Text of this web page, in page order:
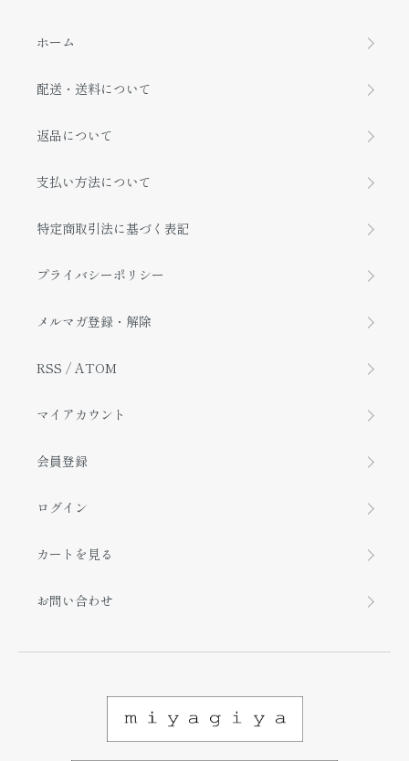
ホーム
配送・送料について
返品について
支払い方法について
特定商取引法に基づく表記
プライバシーポリシー
メルマガ登録・解除
RSS / ATOM
マイアカウント
会員登録
ログイン
カートを見る
お問い合わせ